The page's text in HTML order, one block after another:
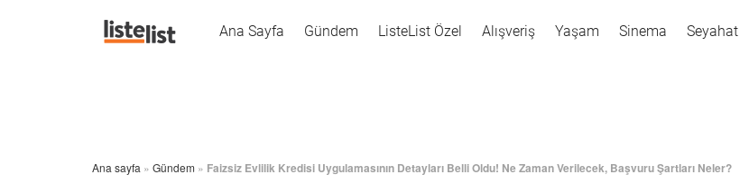
Ana Sayfa Gündem ListeList Özel Alışveriş Yaşam Sinema Seyahat
Ana sayfa » Gündem » Faizsiz Evlilik Kredisi Uygulamasının Detayları Belli Oldu! Ne Zaman Verilecek, Başvuru Şartları Neler?